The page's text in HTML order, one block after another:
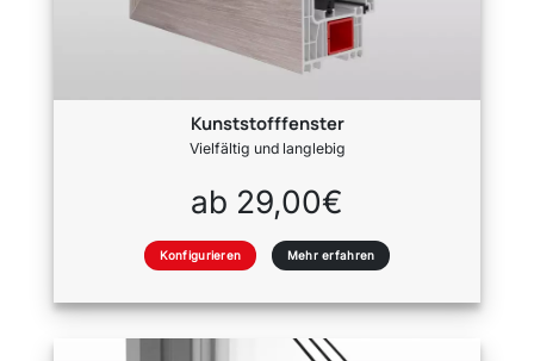
Kunststofffenster
Vielfältig und langlebig
ab 29,00€
Konfigurieren Mehr erfahren